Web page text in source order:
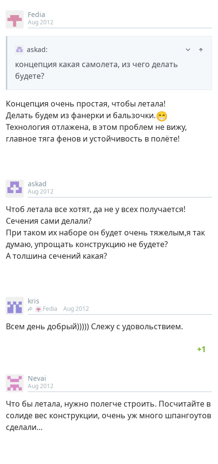
Fedia
Aug 2012
askad:
концепция какая самолета, из чего делать
будете?
Концепция очень простая, чтобы летала!
Делать будем из фанерки и бальзочки.😁
Технология отлажена, в этом проблем не вижу,
главное тяга фенов и устойчивость в полёте!
askad
Aug 2012
Чтоб летала все хотят, да не у всех получается!
Сечения сами делали?
При таком их наборе он будет очень тяжелым,я так
думаю, упрощать конструкцию не будете?
А толшина сечений какая?
kris
Fedia Aug 2012
Всем день добрый))))) Слежу с удовольствием.
Nevai
Aug 2012
Что бы летала, нужно полегче строить. Посчитайте в
солиде вес конструкции, очень уж много шпангоутов
сделали…